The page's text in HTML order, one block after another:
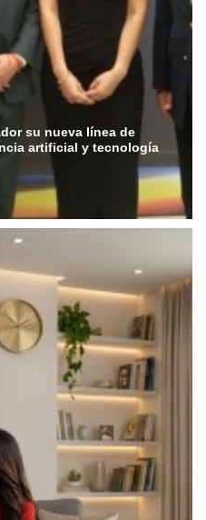
su nueva línea de
artificial y tecnología